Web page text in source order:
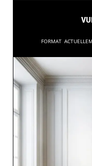
Format